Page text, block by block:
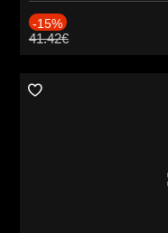
-15%
41.42€